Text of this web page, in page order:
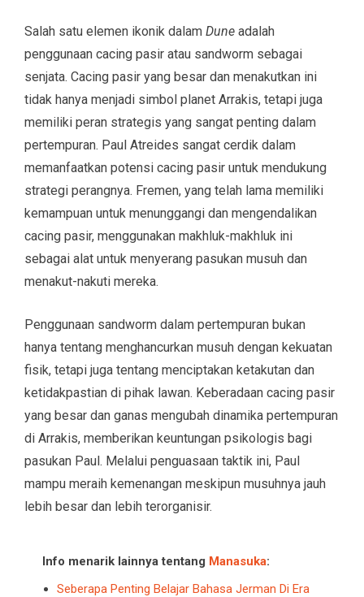
Salah satu elemen ikonik dalam Dune adalah
penggunaan cacing pasir atau sandworm sebagai
senjata. Cacing pasir yang besar dan menakutkan ini
tidak hanya menjadi simbol planet Arrakis, tetapi juga
memiliki peran strategis yang sangat penting dalam
pertempuran. Paul Atreides sangat cerdik dalam
memanfaatkan potensi cacing pasir untuk mendukung
strategi perangnya. Fremen, yang telah lama memiliki
kemampuan untuk menunggangi dan mengendalikan
cacing pasir, menggunakan makhluk-makhluk ini
sebagai alat untuk menyerang pasukan musuh dan
menakut-nakuti mereka.
Penggunaan sandworm dalam pertempuran bukan
hanya tentang menghancurkan musuh dengan kekuatan
fisik, tetapi juga tentang menciptakan ketakutan dan
ketidakpastian di pihak lawan. Keberadaan cacing pasir
yang besar dan ganas mengubah dinamika pertempuran
di Arrakis, memberikan keuntungan psikologis bagi
pasukan Paul. Melalui penguasaan taktik ini, Paul
mampu meraih kemenangan meskipun musuhnya jauh
lebih besar dan lebih terorganisir.
Info menarik lainnya tentang Manasuka:
Seberapa Penting Belajar Bahasa Jerman Di Era